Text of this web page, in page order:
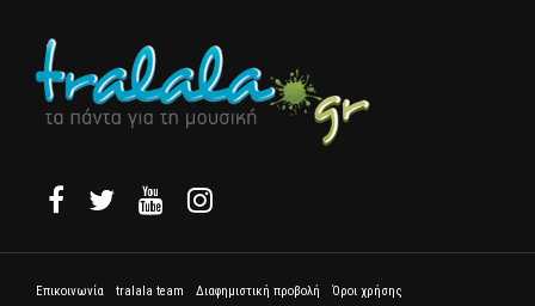
Επικοινωνία tralala team Διαφημιστική προβολή Όροι χρήσης